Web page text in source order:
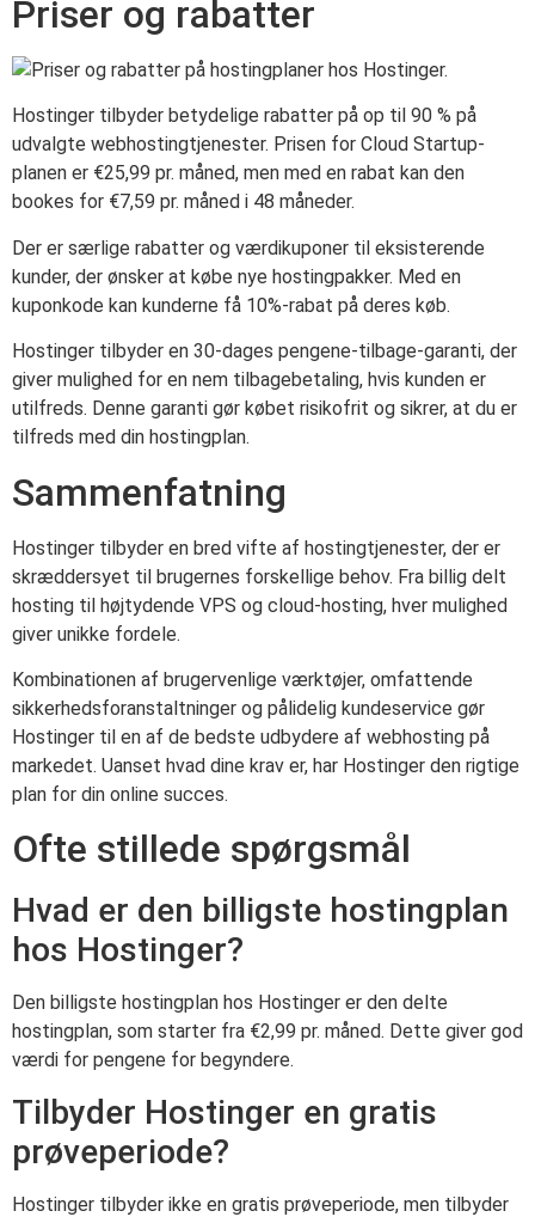
Priser og rabatter
Hostinger tilbyder betydelige rabatter på op til 90 % på
udvalgte webhostingtjenester. Prisen for Cloud Startup-
planen er €25,99 pr. måned, men med en rabat kan den
bookes for €7,59 pr. måned i 48 måneder.
Der er særlige rabatter og værdikuponer til eksisterende
kunder, der ønsker at købe nye hostingpakker. Med en
kuponkode kan kunderne få 10%-rabat på deres køb.
Hostinger tilbyder en 30-dages pengene-tilbage-garanti, der
giver mulighed for en nem tilbagebetaling, hvis kunden er
utilfreds. Denne garanti gør købet risikofrit og sikrer, at du er
tilfreds med din hostingplan.
Sammenfatning
Hostinger tilbyder en bred vifte af hostingtjenester, der er
skræddersyet til brugernes forskellige behov. Fra billig delt
hosting til højtydende VPS og cloud-hosting, hver mulighed
giver unikke fordele.
Kombinationen af brugervenlige værktøjer, omfattende
sikkerhedsforanstaltninger og pålidelig kundeservice gør
Hostinger til en af de bedste udbydere af webhosting på
markedet. Uanset hvad dine krav er, har Hostinger den rigtige
plan for din online succes.
Ofte stillede spørgsmål
Hvad er den billigste hostingplan
hos Hostinger?
Den billigste hostingplan hos Hostinger er den delte
hostingplan, som starter fra €2,99 pr. måned. Dette giver god
værdi for pengene for begyndere.
Tilbyder Hostinger en gratis
prøveperiode?
Hostinger tilbyder ikke en gratis prøveperiode, men tilbyder